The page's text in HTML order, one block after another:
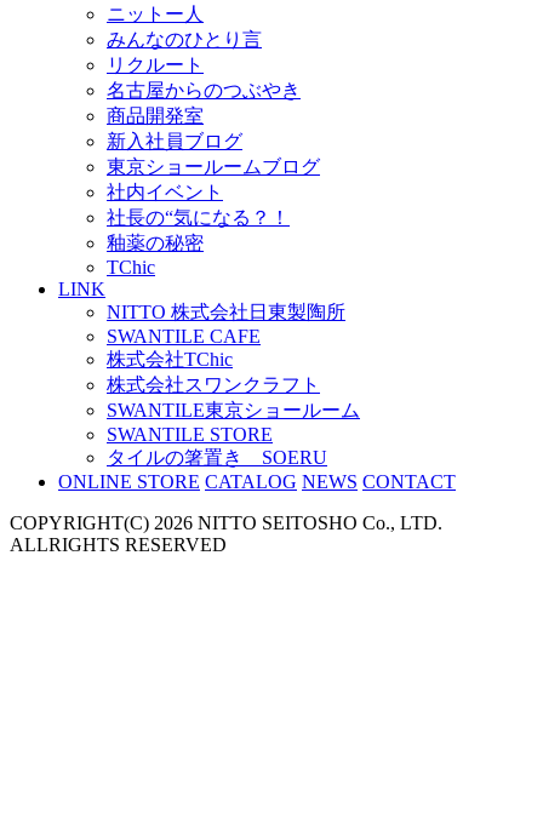
ニットー人
みんなのひとり言
リクルート
名古屋からのつぶやき
商品開発室
新入社員ブログ
東京ショールームブログ
社内イベント
社長の“気になる？！
釉薬の秘密
TChic
LINK
NITTO 株式会社日東製陶所
SWANTILE CAFE
株式会社TChic
株式会社スワンクラフト
SWANTILE東京ショールーム
SWANTILE STORE
タイルの箸置き SOERU
ONLINE STORE CATALOG NEWS CONTACT
COPYRIGHT(C) 2026 NITTO SEITOSHO Co., LTD.
ALLRIGHTS RESERVED